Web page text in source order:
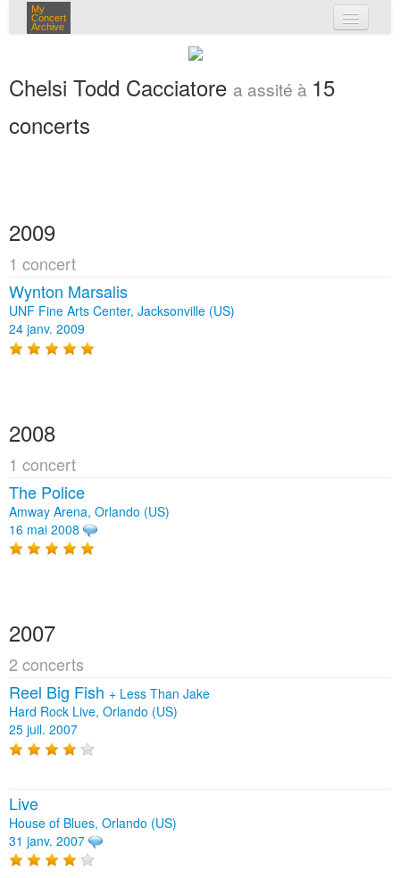
My
Concert
Archive
mes concerts
connexion
Chelsi Todd Cacciatore a assité à 15
concerts
2009
1 concert
Wynton Marsalis
UNF Fine Arts Center, Jacksonville (US)
24 janv. 2009
2008
1 concert
The Police
Amway Arena, Orlando (US)
16 mai 2008
2007
2 concerts
Reel Big Fish + Less Than Jake
Hard Rock Live, Orlando (US)
25 juil. 2007
Live
House of Blues, Orlando (US)
31 janv. 2007